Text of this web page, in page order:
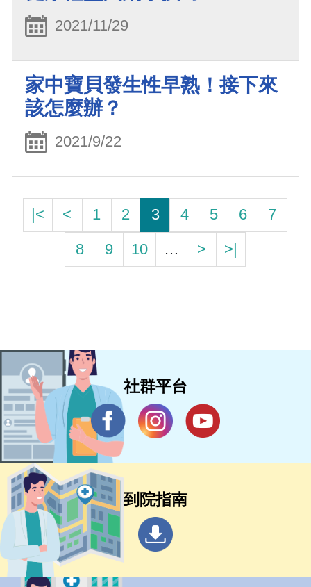
2021/11/29
家中寶貝發生性早熟！接下來
該怎麼辦？
2021/9/22
|< < 1 2 3 4 5 6
7
8
9 10 … > >|
社群平台
到院指南